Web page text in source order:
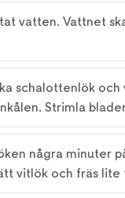
vatten. Vattnet
schalottenlök och
Strimla
några minuter
vitlök och fräs lite